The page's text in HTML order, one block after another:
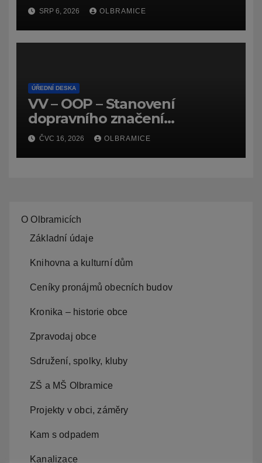
SRP 6, 2026 OLBRAMICE
ÚŘEDNÍ DESKA
VV – OOP – Stanovení
dopravního značení
(dočasného) č.
7159/26/Olbramice
ČVC 16, 2026 OLBRAMICE
O Olbramicích
Základní údaje
Knihovna a kulturní dům
Ceníky pronájmů obecních budov
Kronika – historie obce
Zpravodaj obce
Sdružení, spolky, kluby
ZŠ a MŠ Olbramice
Projekty v obci, záměry
Kam s odpadem
Kanalizace